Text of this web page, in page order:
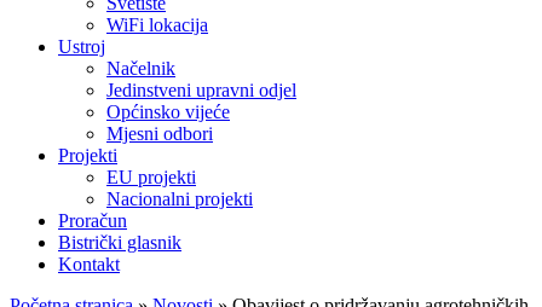
WiFi lokacija
Ustroj
Načelnik
Jedinstveni upravni odjel
Općinsko vijeće
Mjesni odbori
Projekti
EU projekti
Nacionalni projekti
Proračun
Bistrički glasnik
Kontakt